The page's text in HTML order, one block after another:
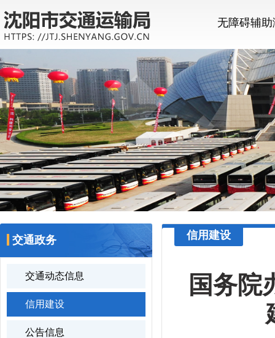
无障碍辅
交通政务
交通动态信息
信用建设
公告信息
信用建设
国务院